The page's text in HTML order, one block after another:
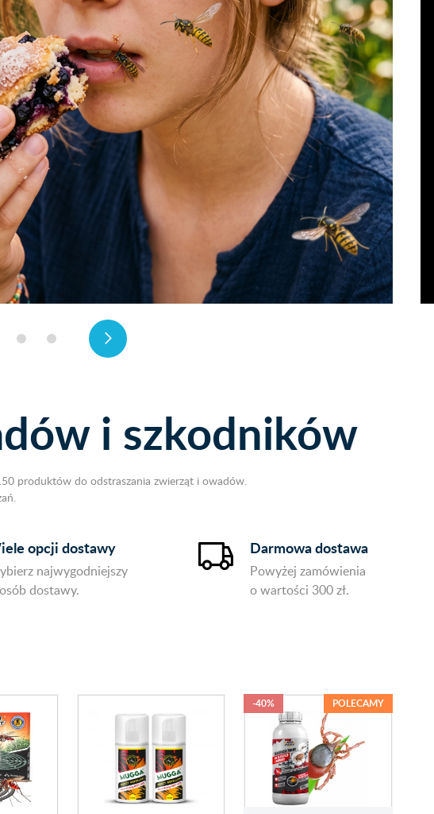
i szkodników
produktów do odstraszania zwierząt i owadów.
opcji dostawy
najwygodniejszy
dostawy.
Darmowa dostawa
Powyżej zamówienia
o wartości 300 zł.
-40% POLECAMY